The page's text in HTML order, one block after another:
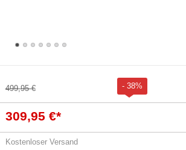
499,95 € - 38%
309,95 €*
Kostenloser Versand